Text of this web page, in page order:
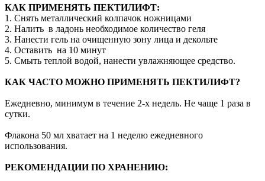
КАК ПРИМЕНЯТЬ ПЕКТИЛИФТ:
1. Снять металлический колпачок ножницами
2. Налить в ладонь необходимое количество геля
3. Нанести гель на очищенную зону лица и декольте
4. Оставить на 10 минут
5. Смыть теплой водой, нанести увлажняющее средство.
КАК ЧАСТО МОЖНО ПРИМЕНЯТЬ ПЕКТИЛИФТ?
Ежедневно, минимум в течение 2-х недель. Не чаще 1 раза в
сутки.
Флакона 50 мл хватает на 1 неделю ежедневного
использования.
РЕКОМЕНДАЦИИ ПО ХРАНЕНИЮ: